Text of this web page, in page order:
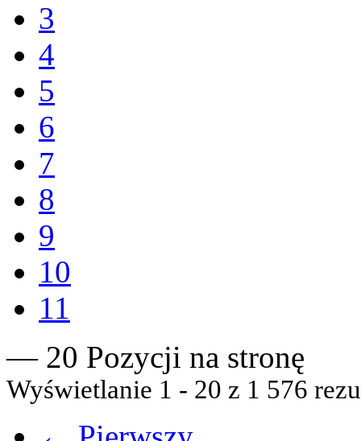
3
4
5
6
7
8
9
10
11
— 20 Pozycji na stronę
Wyświetlanie 1 - 20 z 1 576